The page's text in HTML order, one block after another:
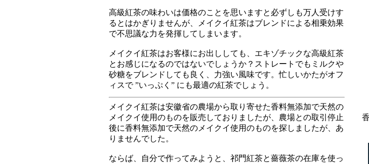
高級紅茶の味わいは価格のことを思いますと必ずしも万人受けす
るとはかぎりませんが、メイクイ紅茶はブレンドによる相乗効果
で不思議な力を発揮してしまいます。
メイクイ紅茶はお客様にお出ししても、エキゾチックな高級紅茶
とお感じになるのではないでしょうか？ストレートでもミルクや
砂糖をブレンドしても良く、力強い風味です。忙しいかたがオフ
ィスで ”いっぷく” にも最適の紅茶でしょう。
メイクイ紅茶は安徽省の農場から取り寄せた香料無添加で天然の
メイクイ使用のものを販売しておりましたが、農場との取引停止
後に香料無添加で天然のメイクイ使用のものを探しましたが、あ
りませんでした。
ならば、自分で作ってみようと、祁門紅茶と薔薇茶の在庫を使っ